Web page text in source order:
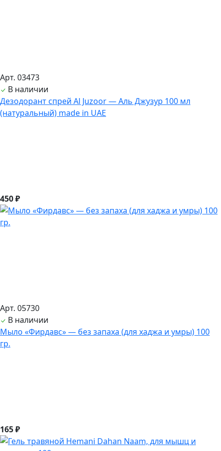
Арт. 03473
В наличии
Дезодорант спрей Al Juzoor — Аль Джузур 100 мл
(натуральный) made in UAE
450 ₽
Арт. 05730
В наличии
Мыло «Фирдавс» — без запаха (для хаджа и умры) 100
гр.
165 ₽